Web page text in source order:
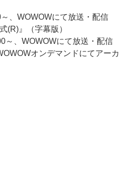
、WOWOWにて放送・配信
(R)』（字幕版）
～、WOWOWにて放送・配信
オンデマンドにてアーカ